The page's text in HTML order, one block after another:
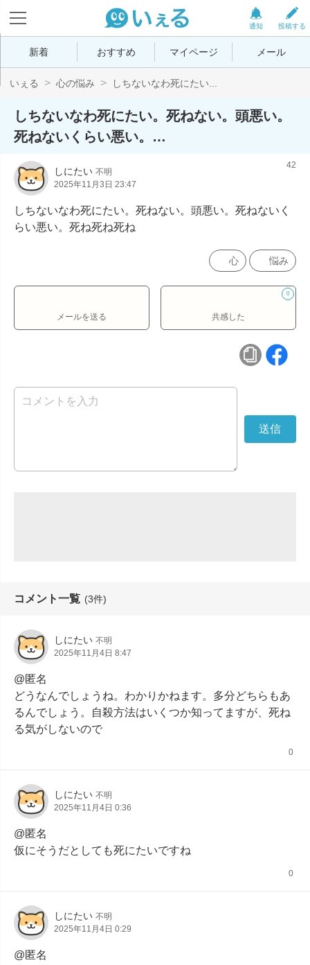
投稿する
通知
新着 おすすめ マイページ メール
いぇる 心の悩み しちないなわ死にたい...
しちないなわ死にたい。死ねない。頭悪い。
死ねないくらい悪い。…
しにたい 不明
2025年11月3日 23:47
42
しちないなわ死にたい。死ねない。頭悪い。死ねないく
らい悪い。死ね死ね死ね
心 悩み
メールを送る
0
共感した
コメント一覧 (3件)
しにたい 不明
2025年11月4日 8:47
@匿名
どうなんでしょうね。わかりかねます。多分どちらもあ
るんでしょう。自殺方法はいくつか知ってますが、死ね
る気がしないので
0
しにたい 不明
2025年11月4日 0:36
@匿名
仮にそうだとしても死にたいですね
0
しにたい 不明
2025年11月4日 0:29
@匿名